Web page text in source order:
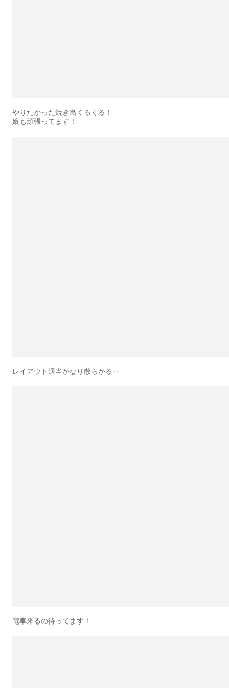
やりたかった焼き鳥くるくる！
娘も頑張ってます！
レイアウト適当かなり散らかる‥
電車来るの待ってます！